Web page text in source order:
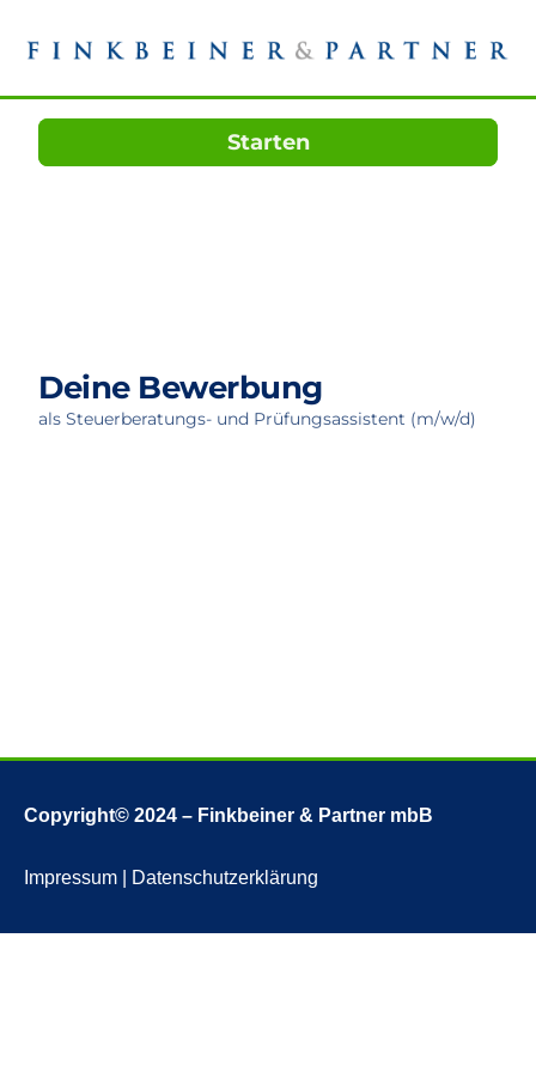
Copyright© 2024 – Finkbeiner & Partner mbB
Impressum Datenschutzerklärung